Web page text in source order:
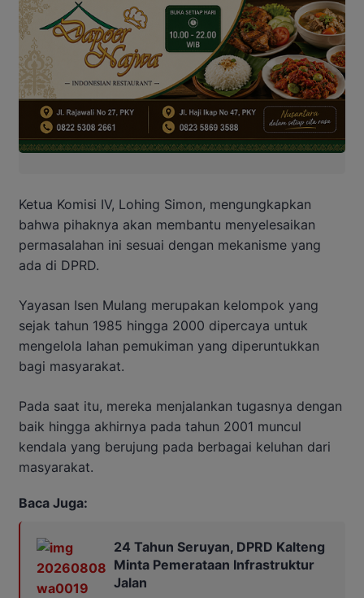
Ketua Komisi IV, Lohing Simon, mengungkapkan
bahwa pihaknya akan membantu menyelesaikan
permasalahan ini sesuai dengan mekanisme yang
ada di DPRD.
Yayasan Isen Mulang merupakan kelompok yang
sejak tahun 1985 hingga 2000 dipercaya untuk
mengelola lahan pemukiman yang diperuntukkan
bagi masyarakat.
Pada saat itu, mereka menjalankan tugasnya dengan
baik hingga akhirnya pada tahun 2001 muncul
kendala yang berujung pada berbagai keluhan dari
masyarakat.
Baca Juga:
24 Tahun Seruyan, DPRD Kalteng
Minta Pemerataan Infrastruktur
Jalan